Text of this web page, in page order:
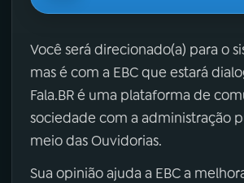
Você será direcionado(a) para o
mas é com a EBC que estará
Fala.BR é uma plataforma de
sociedade com a administração
meio das Ouvidorias.
Sua opinião ajuda a EBC a